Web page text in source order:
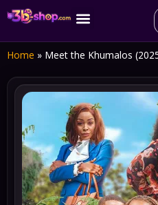
Home » Meet the Khumalos